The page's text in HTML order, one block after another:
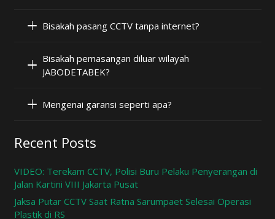
Bisakah pasang CCTV tanpa internet?
Bisakah pemasangan diluar wilayah
JABODETABEK?
Mengenai garansi seperti apa?
Recent Posts
VIDEO: Terekam CCTV, Polisi Buru Pelaku Penyerangan di
Jalan Kartini VIII Jakarta Pusat
Jaksa Putar CCTV Saat Ratna Sarumpaet Selesai Operasi
Plastik di RS